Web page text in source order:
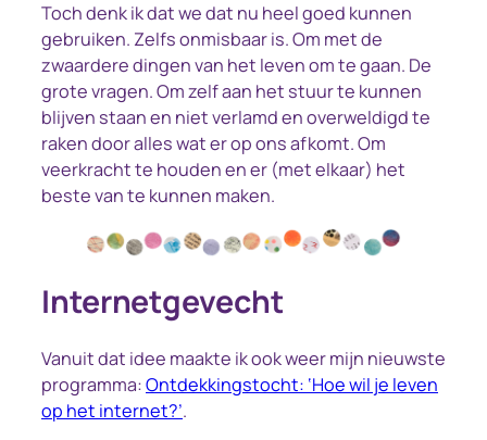
Toch denk ik dat we dat nu heel goed kunnen
gebruiken. Zelfs onmisbaar is. Om met de
zwaardere dingen van het leven om te gaan. De
grote vragen. Om zelf aan het stuur te kunnen
blijven staan en niet verlamd en overweldigd te
raken door alles wat er op ons afkomt. Om
veerkracht te houden en er (met elkaar) het
beste van te kunnen maken.
Internetgevecht
Vanuit dat idee maakte ik ook weer mijn nieuwste
programma:Ontdekkingstocht: ‘Hoe wil je leven
op het internet?’.